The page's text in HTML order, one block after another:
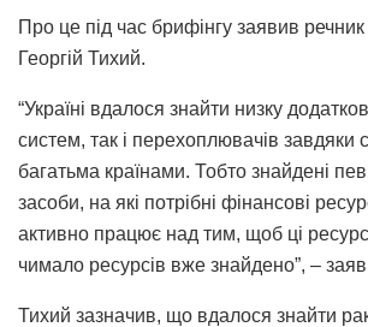
Про це під час брифінгу заявив
Георгій Тихий.
“Україні вдалося знайти низку
систем, так і перехоплювачів завдяки
багатьма країнами. Тобто знайдені
засоби, на які потрібні фінансові
активно працює над тим, щоб ці
чимало ресурсів вже знайдено”, –
Тихий зазначив, що вдалося знайти